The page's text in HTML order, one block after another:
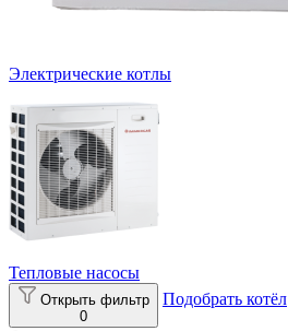
Электрические котлы
Тепловые насосы
Открыть фильтр
0
Подобрать котёл